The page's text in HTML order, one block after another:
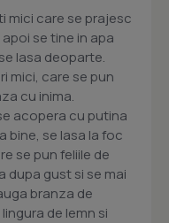
mici care se prajesc
se tine in apa
lasa deoparte.
mici, care se pun
cu inima.
acopera cu putina
bine, se lasa la foc
se pun feliile de
dupa gust si se mai
branza de
de lemn si